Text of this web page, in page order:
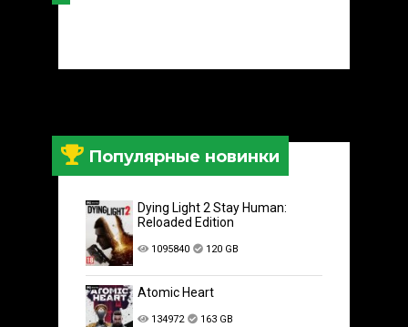
Популярные новинки
Dying Light 2 Stay Human:
Reloaded Edition
1095840 120 GB
Atomic Heart
134972 163 GB